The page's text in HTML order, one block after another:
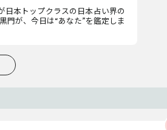
日本トップクラスの日本占い界の
門が、今日は“あなた”を鑑定しま